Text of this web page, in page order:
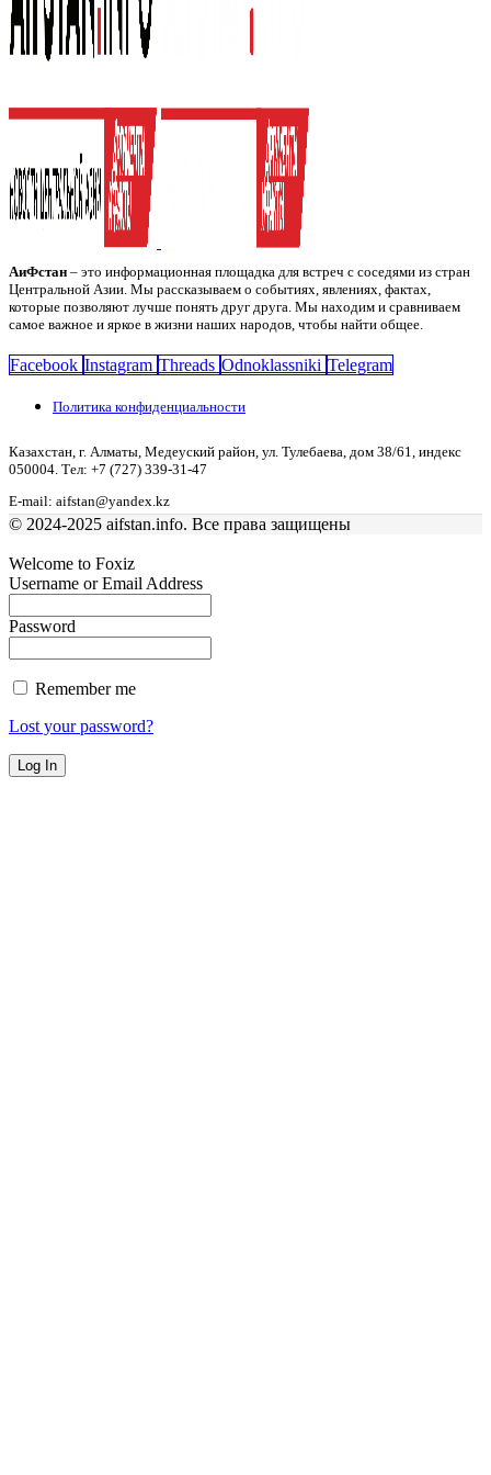
АиФстан – это информационная площадка для встреч с соседями из стран
Центральной Азии. Мы рассказываем о событиях, явлениях, фактах,
которые позволяют лучше понять друг друга. Мы находим и сравниваем
самое важное и яркое в жизни наших народов, чтобы найти общее.
Facebook Instagram Threads Odnoklassniki Telegram
Политика конфиденциальности
Казахстан, г. Алматы, Медеуский район, ул. Тулебаева, дом 38/61, индекс
050004. Тел: +7 (727) 339-31-47
E-mail: aifstan@yandex.kz
© 2024-2025 aifstan.info. Все права защищены
Welcome to Foxiz
Username or Email Address
Password
Remember me
Lost your password?